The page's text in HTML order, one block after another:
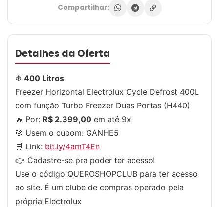
Compartilhar:
Detalhes da Oferta
❄ 400 Litros
Freezer Horizontal Electrolux Cycle Defrost 400L
com função Turbo Freezer Duas Portas (H440)
🔥 Por: R$ 2.399,00 em até 9x
🎯 Usem o cupom: GANHE5
🛒 Link: bit.ly/4amT4En
👉 Cadastre-se pra poder ter acesso!
Use o código QUEROSHOPCLUB para ter acesso
ao site. É um clube de compras operado pela
própria Electrolux